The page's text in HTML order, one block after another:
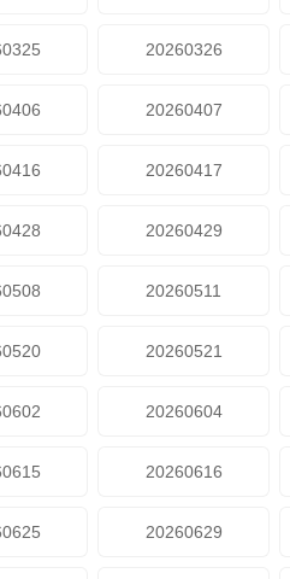
20260326
20260407
20260417
20260429
20260511
20260521
20260604
20260616
20260629